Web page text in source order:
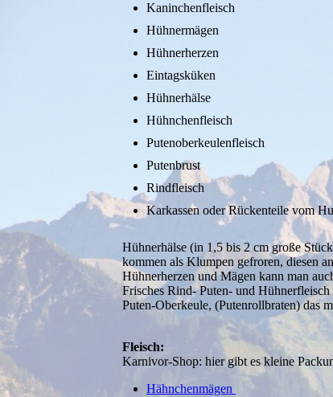
Kaninchenfleisch
Hühnermägen
Hühnerherzen
Eintagsküken
Hühnerhälse
Hühnchenfleisch
Putenoberkeulenfleisch
Putenbrust
Rindfleisch
Karkassen oder Rückenteile vom
Hühnerhälse (in 1,5 bis 2 cm große
kommen als Klumpen gefroren, diesen
Hühnerherzen und Mägen kann man
Frisches Rind- Puten- und
Puten-Oberkeule, (Putenrollbraten) das
Fleisch:
Karnivor-Shop: hier gibt es kleine
Hähnchenmägen